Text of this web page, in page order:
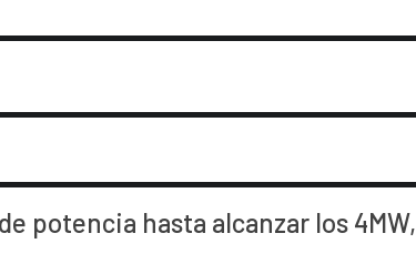
potencia hasta alcanzar los 4MW,